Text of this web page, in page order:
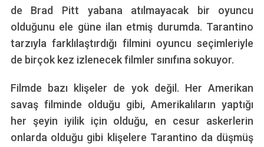
de Brad Pitt yabana atılmayacak bir oyuncu
olduğunu ele güne ilan etmiş durumda. Tarantino
tarzıyla farklılaştırdığı filmini oyuncu seçimleriyle
de birçok kez izlenecek filmler sınıfına sokuyor.
Filmde bazı klişeler de yok değil. Her Amerikan
savaş filminde olduğu gibi, Amerikalıların yaptığı
her şeyin iyilik için olduğu, en cesur askerlerin
onlarda olduğu gibi klişelere Tarantino da düşmüş